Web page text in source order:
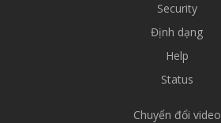
Security
Định dạng
Help
Status
Chuyển đổi video